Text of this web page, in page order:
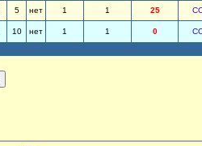
5 нет 1 1 25
10 нет 1 1 0